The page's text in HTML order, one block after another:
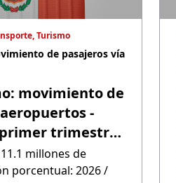
Turismo
de pasajeros vía
movimiento de
-
trimestre
millones de
porcentual: 2026 /